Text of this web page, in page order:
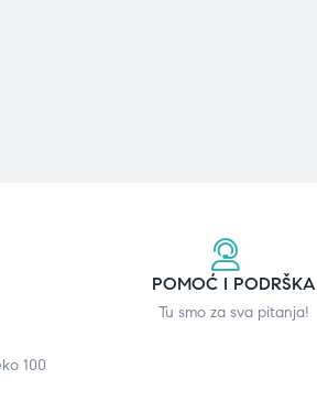
100
POMOĆ I PODRŠKA
Tu smo za sva pitanja!